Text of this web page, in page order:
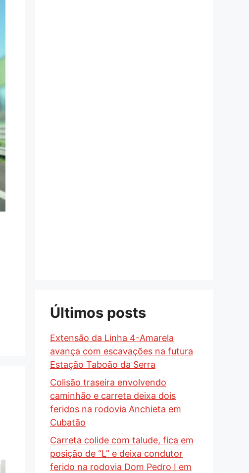
Últimos posts
Extensão da Linha 4-Amarela
avança com escavações na futura
Estação Taboão da Serra
Colisão traseira envolvendo
caminhão e carreta deixa dois
feridos na rodovia Anchieta em
Cubatão
Carreta colide com talude, fica em
posição de “L” e deixa condutor
ferido na rodovia Dom Pedro I em